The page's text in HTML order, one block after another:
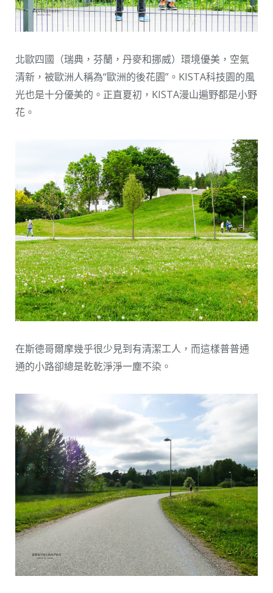
北歐四國（瑞典，芬蘭，丹麥和挪威）環境優美，空氣
清新，被歐洲人稱為“歐洲的後花園”。KISTA科技園的風
光也是十分優美的。正直夏初，KISTA漫山遍野都是小野
花。
在斯德哥爾摩幾乎很少見到有清潔工人，而這樣普普通
通的小路卻總是乾乾淨淨一塵不染。